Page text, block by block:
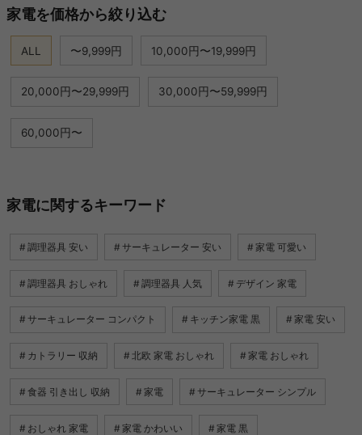
家電を価格から絞り込む
ALL 〜9,999円 10,000円〜19,999円
20,000円〜29,999円 30,000円〜59,999円
60,000円〜
家電に関するキーワード
調理器具 安い サーキュレーター 安い 家電 可愛い
調理器具 おしゃれ 調理器具 人気 デザイン 家電
サーキュレーター コンパクト キッチン家電 黒 家電 安い
カトラリー 収納 北欧 家電 おしゃれ 家電 おしゃれ
食器 引き出し 収納 家電 サーキュレーター シンプル
おしゃれ 家電 家電 かわいい 家電 黒